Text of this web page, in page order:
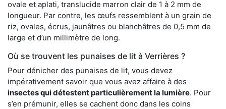
ovale et aplati, translucide marron clair de 1 à 2 mm de
longueur. Par contre, les œufs ressemblent à un grain de
riz, ovales, écrus, jaunâtres ou blanchâtres de 0,5 mm de
large et d’un millimètre de long.
Où se trouvent les punaises de lit à Verrières ?
Pour dénicher des punaises de lit, vous devez
impérativement savoir que vous avez affaire à des
insectes qui détestent particulièrement la lumière. Pour
s’en prémunir, elles se cachent donc dans les coins